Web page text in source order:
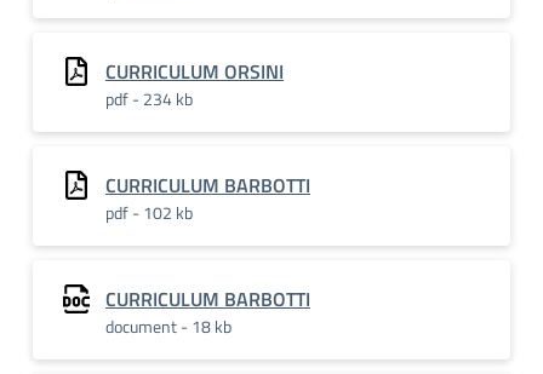
CURRICULUM ORSINI
pdf - 234 kb
CURRICULUM BARBOTTI
pdf - 102 kb
CURRICULUM BARBOTTI
document - 18 kb